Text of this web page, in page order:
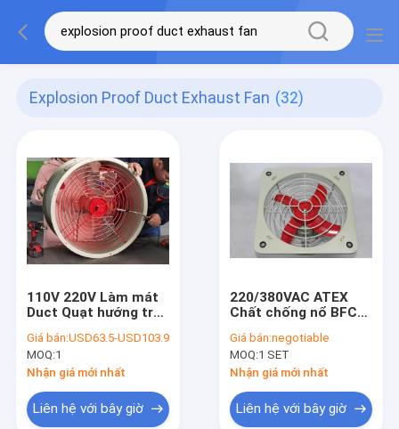
Explosion Proof Duct Exhaust Fan (32)
110V 220V Làm mát
Duct Quạt hướng trục
thông gió chống cháy
nổ
Giá bán:USD63.5-USD103.9
MOQ:1
Nhận giá mới nhất
Liên hệ với bây giờ
220/380VAC ATEX
Chất chống nổ BFC
IP54 4900m3/min
Dòng không khí cho
các khu vực nguy
hiểm khai thác hóa
dầu
Giá bán:negotiable
MOQ:1 SET
Nhận giá mới nhất
Liên hệ với bây giờ